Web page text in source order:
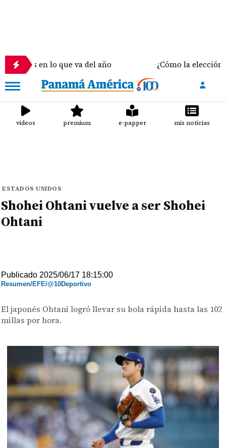
lo que va del año ¿Cómo la elección del
videos premium e-papper mis noticias
ESTADOS UNIDOS
Shohei Ohtani vuelve a ser Shohei
Ohtani
Publicado 2025/06/17 18:15:00
Resumen/EFE/@10Deportivo
El japonés Ohtani logró llevar su bola rápida hasta las 102
millas por hora.